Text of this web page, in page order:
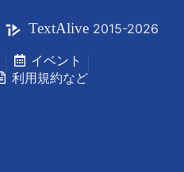
TextAlive 2015-2026
イベント
利用規約など